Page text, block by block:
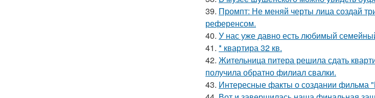
39. Промпт: Не меняй черты лица создай
референсом.
40. У нас уже давно есть любимый
41. * квартира 32 кв.
42. Жительница питера решила сдать
получила обратно филиал свалки.
43. Интересные факты о создании фильма